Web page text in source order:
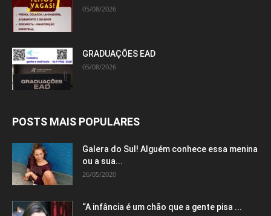
05/08/2026
GRADUAÇÕES EAD
05/08/2026
POSTS MAIS POPULARES
Galera do Sul! Alguém conhece essa menina
ou a sua...
26/05/2020
“A infância é um chão que a gente pisa ...